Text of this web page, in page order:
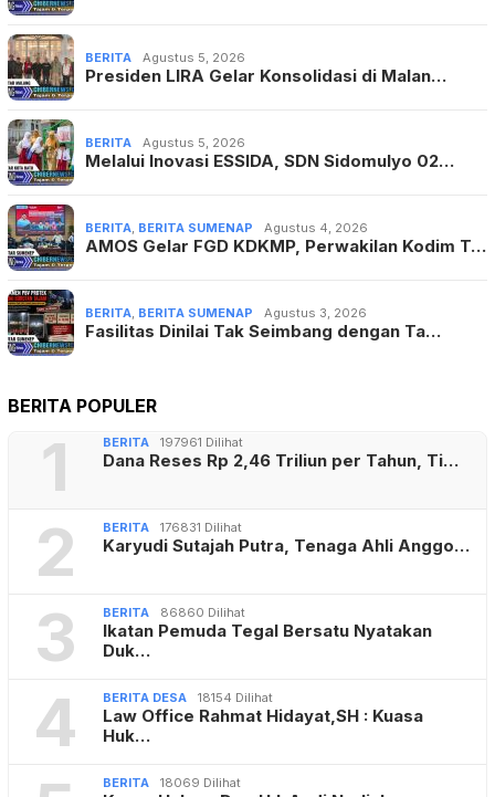
BERITA Agustus 5, 2026
Presiden LIRA Gelar Konsolidasi di Malan…
BERITA Agustus 5, 2026
Melalui Inovasi ESSIDA, SDN Sidomulyo 02…
BERITA, BERITA SUMENAP Agustus 4, 2026
AMOS Gelar FGD KDKMP, Perwakilan Kodim T…
BERITA, BERITA SUMENAP Agustus 3, 2026
Fasilitas Dinilai Tak Seimbang dengan Ta…
BERITA POPULER
1 BERITA 197961 Dilihat
Dana Reses Rp 2,46 Triliun per Tahun, Ti…
2 BERITA 176831 Dilihat
Karyudi Sutajah Putra, Tenaga Ahli Anggo…
3 BERITA 86860 Dilihat
Ikatan Pemuda Tegal Bersatu Nyatakan
Duk…
4 BERITA DESA 18154 Dilihat
Law Office Rahmat Hidayat,SH : Kuasa
Huk…
BERITA 18069 Dilihat